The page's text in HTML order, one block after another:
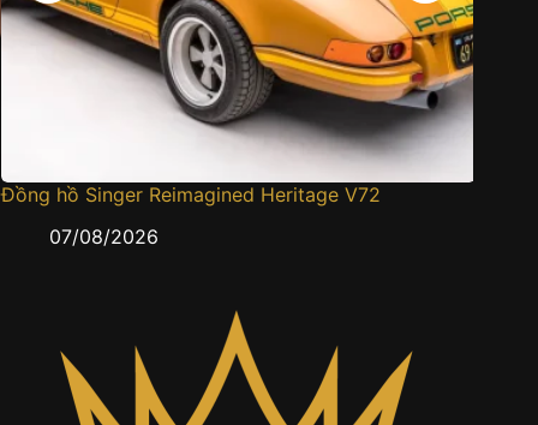
Đồng hồ Singer Reimagined Heritage V72
07/08/2026